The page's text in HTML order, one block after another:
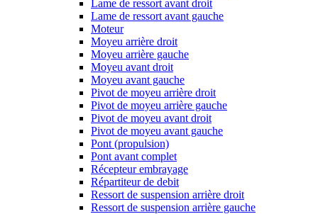
Lame de ressort avant droit
Lame de ressort avant gauche
Moteur
Moyeu arrière droit
Moyeu arrière gauche
Moyeu avant droit
Moyeu avant gauche
Pivot de moyeu arrière droit
Pivot de moyeu arrière gauche
Pivot de moyeu avant droit
Pivot de moyeu avant gauche
Pont (propulsion)
Pont avant complet
Récepteur embrayage
Répartiteur de debit
Ressort de suspension arrière droit
Ressort de suspension arrière gauche